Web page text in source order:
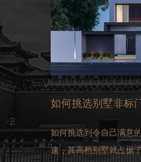
如何挑选别墅非标
如何挑选到令自己满意
速，其高档别墅就占据